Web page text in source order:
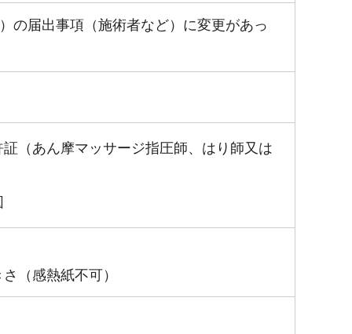
の届出事項（施術者など）に変更があっ
（あん摩マッサージ指圧師、はり師又は
（感熱紙不可）